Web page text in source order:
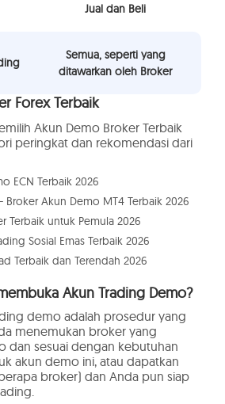
Jual dan Beli
Semua, seperti yang
ditawarkan oleh Broker
Forex Terbaik
Akun Demo Broker Terbaik
peringkat dan rekomendasi dari
ECN Terbaik 2026
Broker Akun Demo MT4 Terbaik 2026
Terbaik untuk Pemula 2026
Sosial Emas Terbaik 2026
Terbaik dan Terendah 2026
Akun Trading Demo?
demo adalah prosedur yang
menemukan broker yang
dan sesuai dengan kebutuhan
akun demo ini, atau dapatkan
broker) dan Anda pun siap